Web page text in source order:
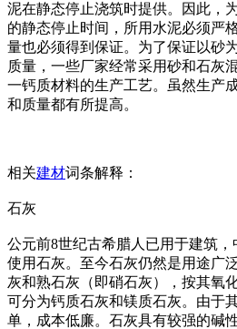
泥在静态停止浇筑时提供。因此，
的静态停止时间，所用水泥必须严
量也必须得到保证。为了保证以砂
质量，一些厂家经常采用砂和石灰
一钙质材料的生产工艺。虽然生产
和质量都有所提高。
相关建材词条解释：
石灰
公元前8世纪古希腊人已用于建筑
使用石灰。至今石灰仍然是用途广
灰和熟石灰（即硝石灰），按其氧
可分为钙质石灰和镁质石灰。由于
单，成本低廉。石灰具有较强的碱